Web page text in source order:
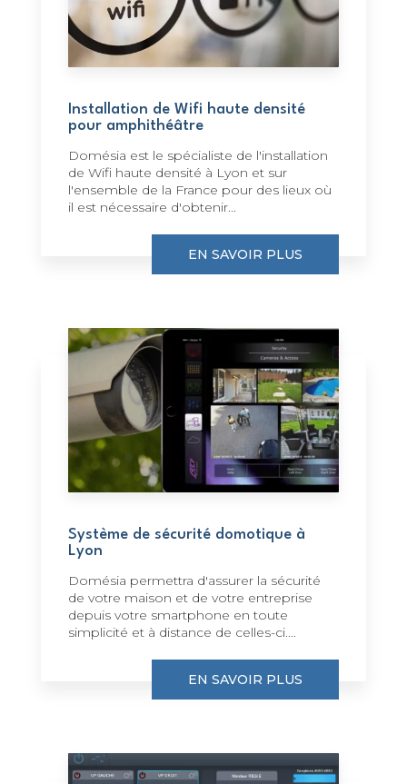
Installation de Wifi haute densité
pour amphithéâtre
Domésia est le spécialiste de l'installation
de Wifi haute densité à Lyon et sur
l'ensemble de la France pour des lieux où
il est nécessaire d'obtenir...
EN SAVOIR PLUS
Système de sécurité domotique à
Lyon
Domésia permettra d'assurer la sécurité
de votre maison et de votre entreprise
depuis votre smartphone en toute
simplicité et à distance de celles-ci....
EN SAVOIR PLUS